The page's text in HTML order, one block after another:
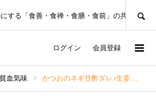
する「食善・食禅・食膳・食前」の共創ﾌﾟﾗｯﾄﾌ
ログイン 会員登録
貧血気味 かつおのネギ甘酢ダレ♪生姜たっぷり！【管理栄養士レシピ】